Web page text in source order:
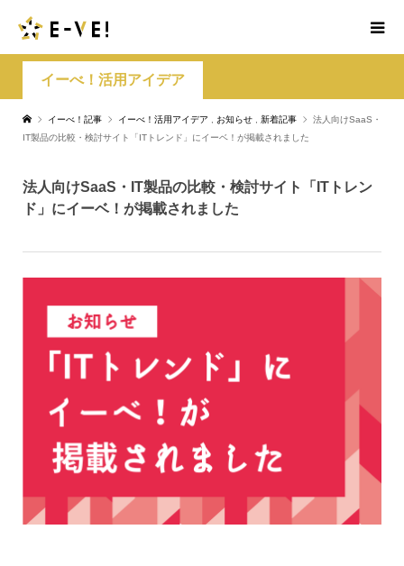
イーべ！活用アイデア
イーべ！記事 イーべ！活用アイデア お知らせ 新着記事
法人向けSaaS・
IT製品の比較・検討サイト「ITトレンド」にイーベ！が掲載されました
法人向けSaaS・IT製品の比較・検討サイト「ITトレン
ド」にイーベ！が掲載されました